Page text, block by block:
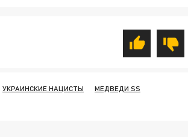
УКРАИНСКИЕ НАЦИСТЫ
МЕДВЕДИ SS